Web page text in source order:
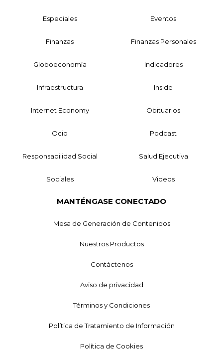
Especiales Eventos
Finanzas Finanzas Personales
Globoeconomía Indicadores
Infraestructura Inside
Internet Economy Obituarios
Ocio Podcast
Responsabilidad Social Salud Ejecutiva
Sociales Videos
MANTÉNGASE CONECTADO
Mesa de Generación de Contenidos
Nuestros Productos
Contáctenos
Aviso de privacidad
Términos y Condiciones
Política de Tratamiento de Información
Política de Cookies